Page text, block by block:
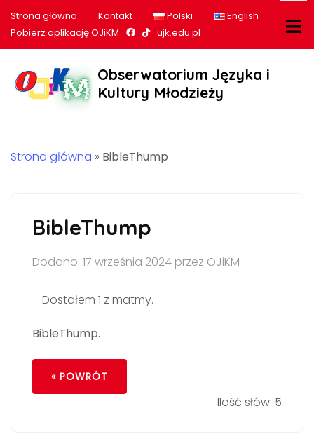
Strona główna Kontakt Polski
English
Pobierz aplikację OJiKM
Nasz profil na Facebook
Nasz profil na tiktok
ujk.edu.pl
Obserwatorium Języka i
Kultury Młodzieży
Strona główna » BibleThump
BibleThump
Dodano: 17 września 2024 przez OJiKM
– Dostałem 1 z matmy.
BibleThump.
« POWRÓT
Ilość słów: 5